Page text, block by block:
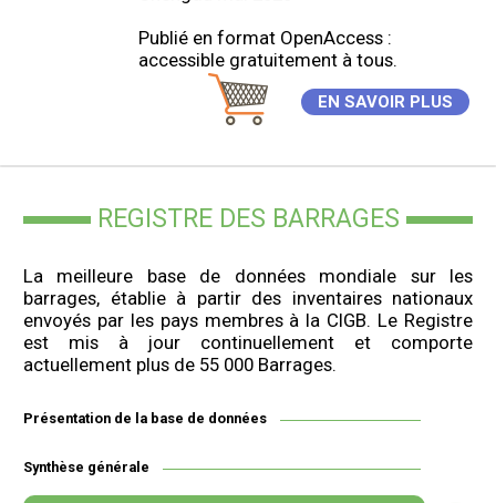
Publié en format OpenAccess :
accessible gratuitement à tous.
EN SAVOIR PLUS
REGISTRE DES BARRAGES
La meilleure base de données mondiale sur les
barrages, établie à partir des inventaires nationaux
envoyés par les pays membres à la CIGB. Le Registre
est mis à jour continuellement et comporte
actuellement plus de 55 000 Barrages.
Présentation de la base de données
Synthèse générale